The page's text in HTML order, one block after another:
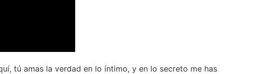
tú amas la verdad en lo íntimo, y en lo secreto me has